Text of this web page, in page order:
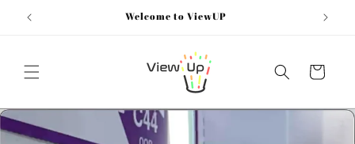
Skip to
content
Welcome to ViewUP
Cart